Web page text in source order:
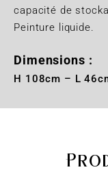
capacité de
Peinture liquide.
Dimensions :
H 108cm – L